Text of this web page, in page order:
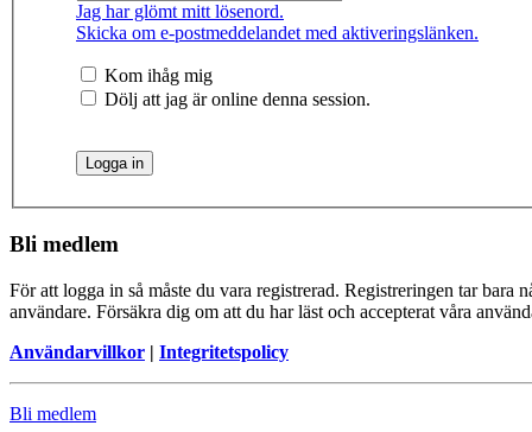
Jag har glömt mitt lösenord.
Skicka om e-postmeddelandet med aktiveringslänken.
Kom ihåg mig
Dölj att jag är online denna session.
Bli medlem
För att logga in så måste du vara registrerad. Registreringen tar
användare. Försäkra dig om att du har läst och accepterat våra
Användarvillkor | Integritetspolicy
Bli medlem